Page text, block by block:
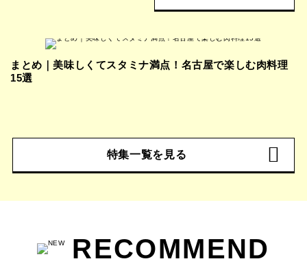
まとめ｜美味しくてスタミナ満点！名古屋で楽しむ肉料理
15選
特集一覧を見る
RECOMMEND